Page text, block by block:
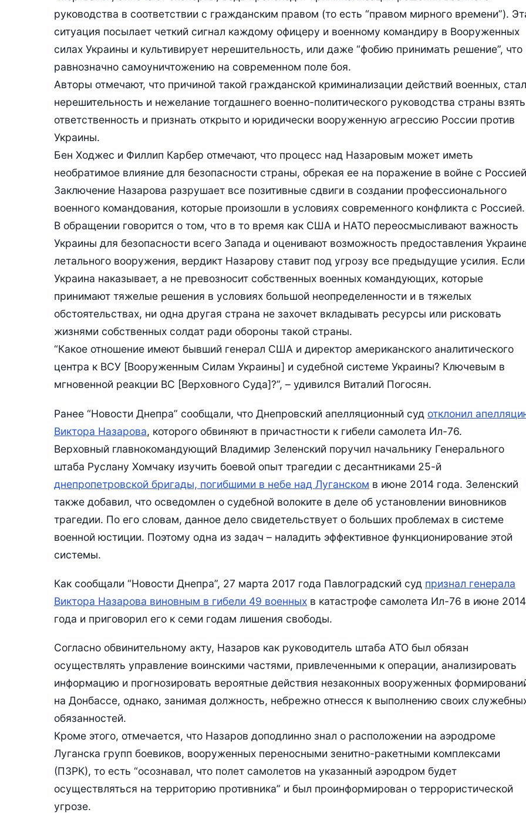
руководства в соответствии с гражданским правом (то есть “правом мирного времени”).
ситуация посылает четкий сигнал каждому офицеру и военному командиру в Вооруженных
силах Украины и культивирует нерешительность, или даже “фобию принимать решение”, что
равнозначно самоуничтожению на современном поле боя.
Авторы отмечают, что причиной такой гражданской криминализации действий военных,
нерешительность и нежелание тогдашнего военно-политического руководства страны взять
ответственность и признать открыто и юридически вооруженную агрессию России против
Украины.
Бен Ходжес и Филлип Карбер отмечают, что процесс над Назаровым может иметь
необратимое влияние для безопасности страны, обрекая ее на поражение в войне с
Заключение Назарова разрушает все позитивные сдвиги в создании профессионального
военного командования, которые произошли в условиях современного конфликта с Россией.
В обращении говорится о том, что в то время как США и НАТО переосмысливают важность
Украины для безопасности всего Запада и оценивают возможность предоставления
летального вооружения, вердикт Назарову ставит под угрозу все предыдущие усилия. Если
Украина наказывает, а не превозносит собственных военных командующих, которые
принимают тяжелые решения в условиях большой неопределенности и в тяжелых
обстоятельствах, ни одна другая страна не захочет вкладывать ресурсы или рисковать
жизнями собственных солдат ради обороны такой страны.
“Какое отношение имеют бывший генерал США и директор американского аналитического
центра к ВСУ [Вооруженным Силам Украины] и судебной системе Украины? Ключевым в
мгновенной реакции ВС [Верховного Суда]?”, – удивился Виталий Погосян.
Ранее “Новости Днепра” сообщали, что Днепровский апелляционный суд отклонил
Виктора Назарова, которого обвиняют в причастности к гибели самолета Ил-76.
Верховный главнокомандующий Владимир Зеленский поручил начальнику Генерального
штаба Руслану Хомчаку изучить боевой опыт трагедии с десантниками 25-й
днепропетровской бригады, погибшими в небе над Луганском в июне 2014 года. Зеленский
также добавил, что осведомлен о судебной волоките в деле об установлении виновников
трагедии. По его словам, данное дело свидетельствует о больших проблемах в системе
военной юстиции. Поэтому одна из задач – наладить эффективное функционирование этой
системы.
Как сообщали “Новости Днепра”, 27 марта 2017 года Павлоградский суд признал генерала
Виктора Назарова виновным в гибели 49 военных в катастрофе самолета Ил-76 в июне 2014
года и приговорил его к семи годам лишения свободы.
Согласно обвинительному акту, Назаров как руководитель штаба АТО был обязан
осуществлять управление воинскими частями, привлеченными к операции, анализировать
информацию и прогнозировать вероятные действия незаконных вооруженных
на Донбассе, однако, занимая должность, небрежно отнесся к выполнению своих
обязанностей.
Кроме этого, отмечается, что Назаров доподлинно знал о расположении на аэродроме
Луганска групп боевиков, вооруженных переносными зенитно-ракетными комплексами
(ПЗРК), то есть “осознавал, что полет самолетов на указанный аэродром будет
осуществляться на территорию противника” и был проинформирован о террористической
угрозе.